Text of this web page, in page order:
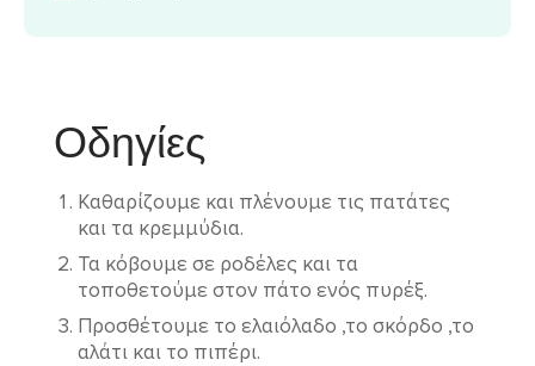
Οδηγίες
Καθαρίζουμε και πλένουμε τις πατάτες
και τα κρεμμύδια.
Τα κόβουμε σε ροδέλες και τα
τοποθετούμε στον πάτο ενός πυρέξ.
Προσθέτουμε το ελαιόλαδο ,το σκόρδο ,το
αλάτι και το πιπέρι.